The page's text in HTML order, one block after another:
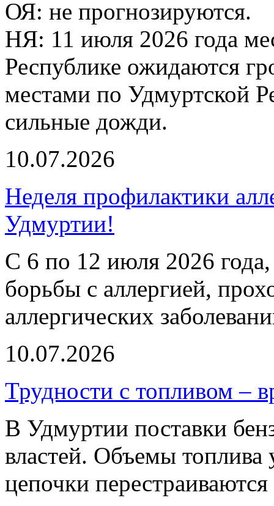
ОЯ: не прогнозируются.
НЯ: 11 июля 2026 года
Республике ожидаются
местами по Удмуртской
сильные дожди.
10.07.2026
Неделя профилактики
Удмуртии!
С 6 по 12 июля 2026
борьбы с аллергией,
аллергических
10.07.2026
Трудности с топливом –
В Удмуртии поставки
властей. Объемы топлива
цепочки